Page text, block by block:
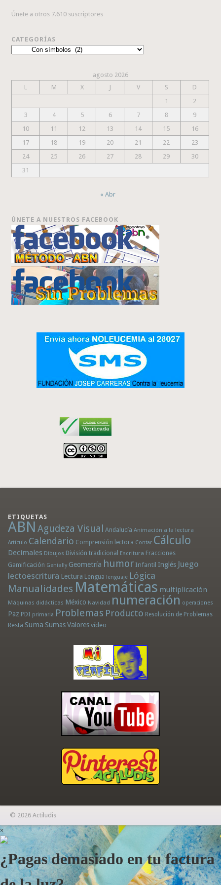
Únete a otros 7.610 suscriptores
CATEGORÍAS
Categorías
agosto 2026
L
M X J V S
D
1
2
3
4 5 6 7 8
9
10
11 12 13 14 15
16
17
18 19 20 21 22
23
24
25 26 27 28 29
30
31
« Abr
ÚNETE A NUESTROS FACEBOOK
ETIQUETAS
ABN Agudeza Visual Andalucía Animación a la lectura
Artículo Calendario Comprensión lectora Contar Cálculo
Decimales Dibujos División tradicional Escritura Fracciones
Gamificación Genially Geometría humor Infantil Inglés Juego
lectoescritura Lectura Lengua lenguaje Lógica
Manualidades Matemáticas multiplicación
Máquinas didácticas México Navidad numeración operaciones
Paz PDI primaria Problemas Producto Resolución de Problemas
Resta Suma Sumas Valores vídeo
© 2026 Actiludis
×
¿Pagas demasiado en tu factura